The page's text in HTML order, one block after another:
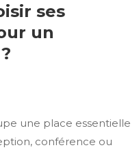
ses
un
une place essentielle
conférence ou